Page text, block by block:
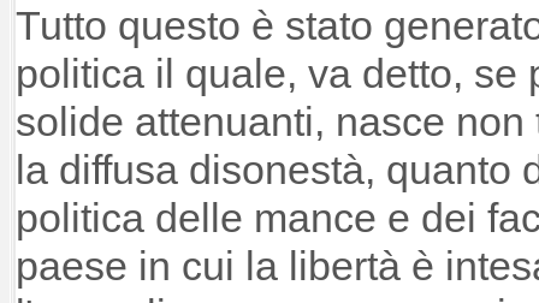
Tutto questo è stato
politica il quale, va detto, se
solide attenuanti, nasce
la diffusa disonestà, quanto
politica delle mance e dei
paese in cui la libertà è